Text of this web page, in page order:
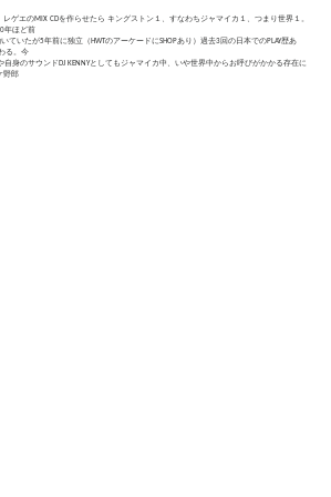
ゲエのMIX CDを作らせたら キングストン１、すなわちジャマイカ１、つまり世界１。
年ほど前
ていたが5年前に独立（HWTのアーケードにSHOPあり）過去3回の日本でのPLAY歴あ
る。今
自身のサウンドDJ KENNYとしてもジャマイカ中、いや世界中からお呼びがかかる存在に
野郎